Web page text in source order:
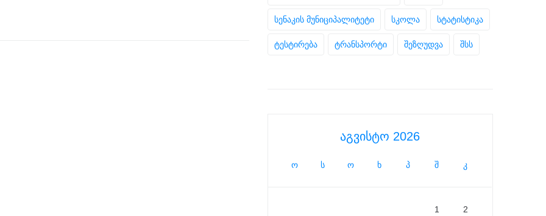
სენაკის მუნიციპალიტეტი სკოლა სტატისტიკა
ტესტირება ტრანსპორტი შეზღუდვა შსს
აგვისტო 2026
ო ს ო ხ პ შ კ
1 2